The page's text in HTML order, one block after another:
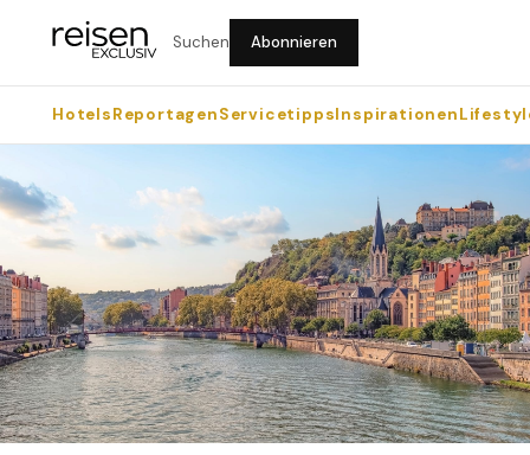
Suchen Abonnieren
HotelsReportagenServicetippsInspirationen